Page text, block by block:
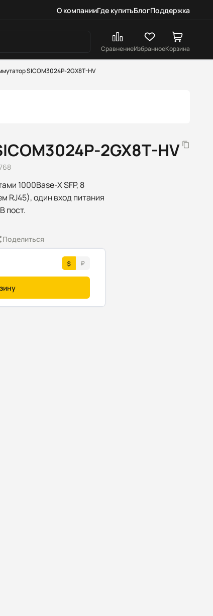
О компанииГде купитьБлогПоддержка
СравнениеИзбранноеКорзина
SICOM3024P-2GX8T-HV
2GX8T-HV
1000Base-X SFP, 8
RJ45), один вход питания
пост.
Поделиться